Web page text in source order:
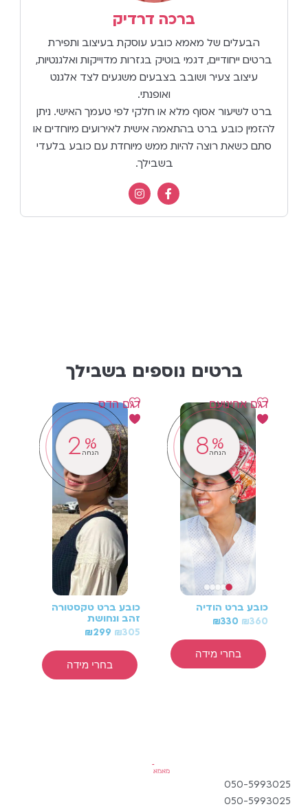
ברכה דרדיק
הבעלים של מאמא כובע עוסקת בעיצוב ותפירת
ברטים ייחודיים, דגמי בוטיק בגזרות מדוייקות ואלגנטיות,
עיצוב צעיר ושובב בצבעים משגעים לצד אלגנט
ואופנתי.
ברט לשיעור אסוף מלא או חלקי לפי טעמך האישי. ניתן
להזמין כובע ברט בהתאמה אישית לאירועים מיוחדים או
סתם כשאת רוצה להיות ממש מיוחדת עם כובע בלעדי
בשבילך.
ברטים נוספים בשבילך
8 %
הנחה
כובע ברט הודיה
₪360
₪330
בחרי מידה
דגם אחינועם
2 %
הנחה
כובע ברט טקסטורה
זהב ונחושת
₪305
₪299
בחרי מידה
דגם הדס
050-5993025
050-5993025